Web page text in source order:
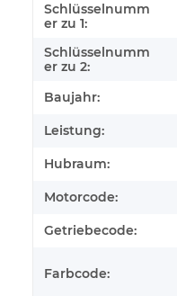
Schlüsselnumm
er zu 1:
Schlüsselnumm
er zu 2:
Baujahr:
Leistung:
Hubraum:
Motorcode:
Getriebecode:
Farbcode: